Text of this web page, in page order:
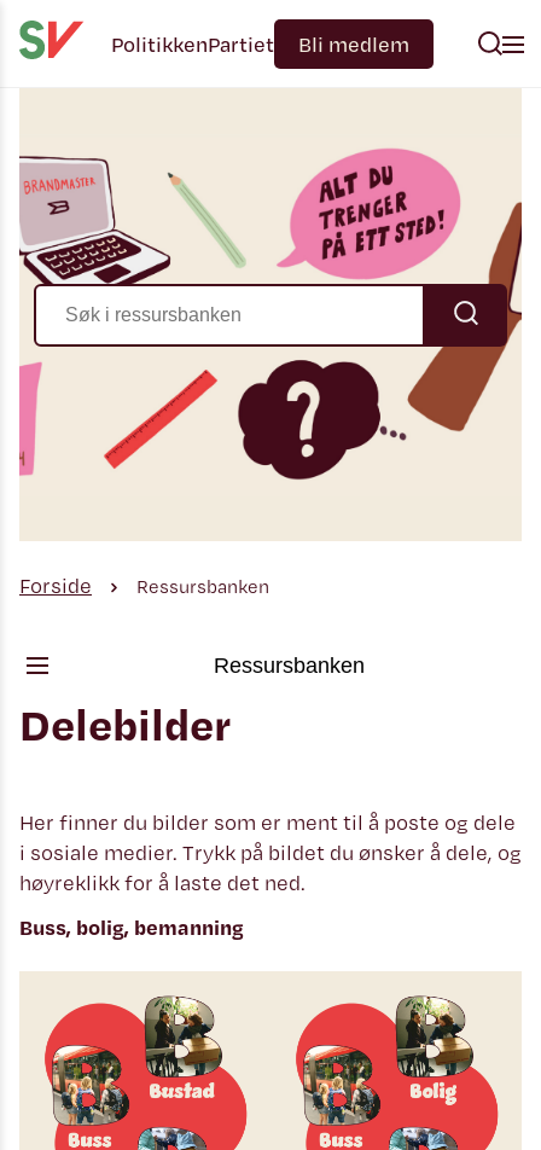
PolitikkenPartiet Bli medlem
Forside Ressursbanken
Ressursbanken
Delebilder
Her finner du bilder som er ment til å poste og dele
i sosiale medier. Trykk på bildet du ønsker å dele, og
høyreklikk for å laste det ned.
Buss, bolig, bemanning